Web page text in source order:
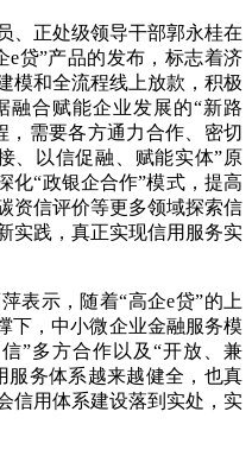
、正处级领导干部郭永桂在
e贷”产品的发布，标志着济
模和全流程线上放款，积极
融合赋能企业发展的“新路
，需要各方通力合作、密切
、以信促融、赋能实体”原
化“政银企合作”模式，提高
资信评价等更多领域探索信
实践，真正实现信用服务实
表示，随着“高企e贷”的上
下，中小微企业金融服务模
”多方合作以及“开放、兼
服务体系越来越健全，也真
信用体系建设落到实处，实